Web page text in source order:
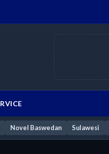
Novel Baswedan Sulawesi